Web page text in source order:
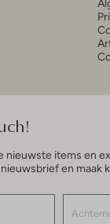
nieuwste items en
en maak